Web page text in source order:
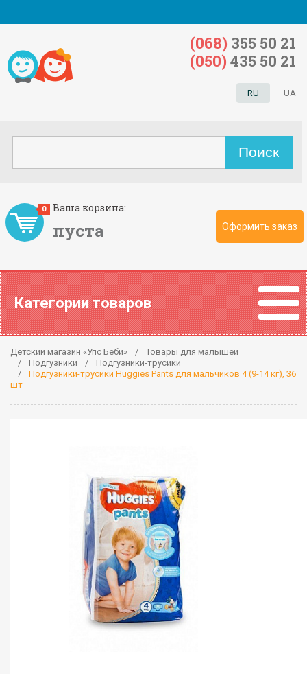
Ваша корзина:
пуста
0
Оформить заказ
RU UA
(068) 355 50 21
(050) 435 50 21
Категории товаров
Детский магазин «Упс Беби»
Товары для малышей
Подгузники
Подгузники-трусики
Подгузники-трусики Huggies Pants для мальчиков 4 (9-14 кг), 36
шт